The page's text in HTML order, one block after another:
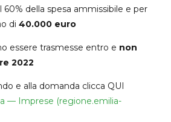
60% della spesa ammissibile e per
di 40.000 euro
essere trasmesse entro e non
2022
e alla domanda clicca QUI
— Imprese (regione.emilia-